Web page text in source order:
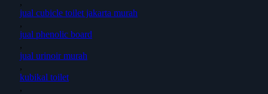
,
jual cubicle toilet jakarta murah
,
jual phenolic board
,
jual urinoir murah
,
kubikal toilet
,